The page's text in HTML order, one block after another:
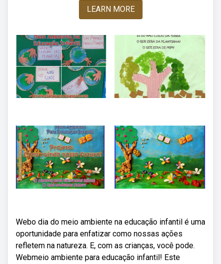
LEARN MORE
Webo dia do meio ambiente na educação infantil é uma
oportunidade para enfatizar como nossas ações
refletem na natureza. E, com as crianças, você pode.
Webmeio ambiente para educação infantil! Este